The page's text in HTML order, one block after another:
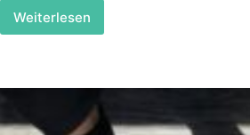
Weiterlesen
Die
nur
Hype?